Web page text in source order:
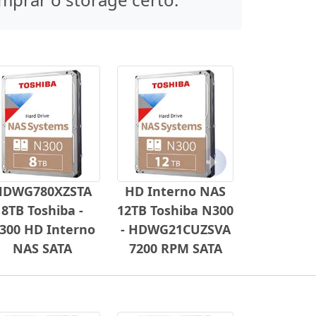
8TB Toshiba -
HD Interno
NAS SATA
HD Interno NAS
12TB Toshiba N300
- HDWG21CUZSVA
7200 RPM SATA
Próximo